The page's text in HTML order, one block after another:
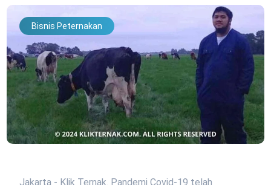
Bisnis Peternakan
Jakarta - Klik Ternak. Pandemi Covid-19 telah